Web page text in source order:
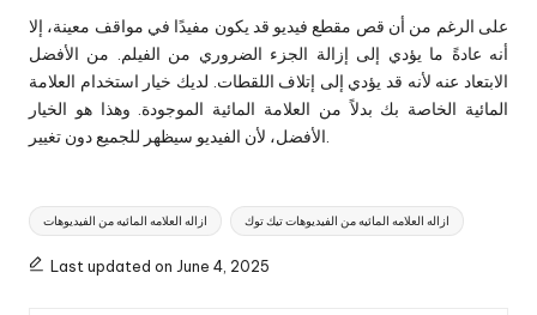
على الرغم من أن قص مقطع فيديو قد يكون مفيدًا في مواقف معينة، إلا
أنه عادةً ما يؤدي إلى إزالة الجزء الضروري من الفيلم. من الأفضل
الابتعاد عنه لأنه قد يؤدي إلى إتلاف اللقطات. لديك خيار استخدام العلامة
المائية الخاصة بك بدلاً من العلامة المائية الموجودة. وهذا هو الخيار
الأفضل، لأن الفيديو سيظهر للجميع دون تغيير.
Tags:
ازاله العلامه المائيه من الفيديوهات ازاله العلامه المائيه من الفيديوهات تيك توك
Last updated on June 4, 2025